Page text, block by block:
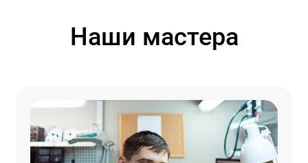
Наши мастера